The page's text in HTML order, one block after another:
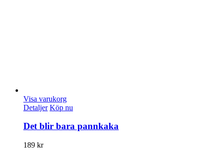
Visa varukorg
Detaljer Köp nu
Det blir bara pannkaka
189 kr